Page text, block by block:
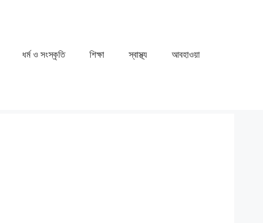
ধর্ম ও সংস্কৃতি ⁠⁠শিক্ষা ⁠⁠স্বাস্থ্য ⁠⁠আবহাওয়া